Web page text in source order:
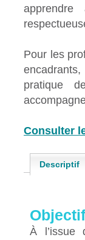
Pour les
pratique
Consulter
Descriptif
À l’issue